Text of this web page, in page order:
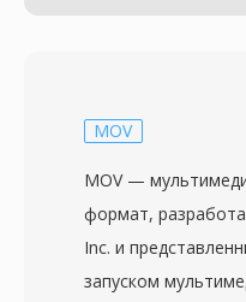
MOV
MOV —
формат,
Inc. и
запуском